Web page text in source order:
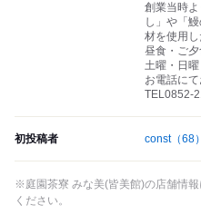
創業当時
し」や「
材を使用
昼食・ご夕
土曜・日
お電話にて
TEL0852-
初投稿者 const（68）
※庭園茶寮 みな美(皆美館)の店舗情
ください。